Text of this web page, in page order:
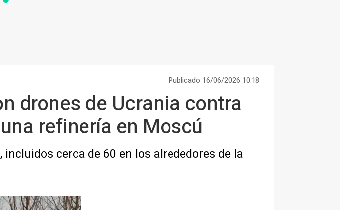
Publicado 16/06/2026 10:18
drones de Ucrania contra
refinería en Moscú
cerca de 60 en los alrededores de la